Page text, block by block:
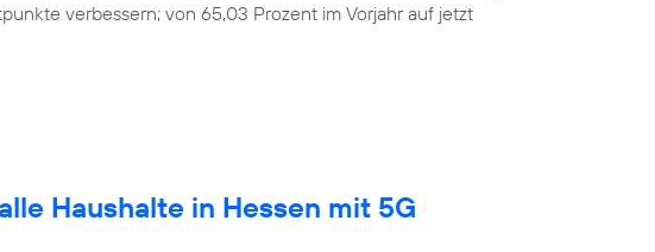
verbessern; von 65,03 Prozent im Vorjahr auf jetzt
Haushalte in Hessen mit 5G